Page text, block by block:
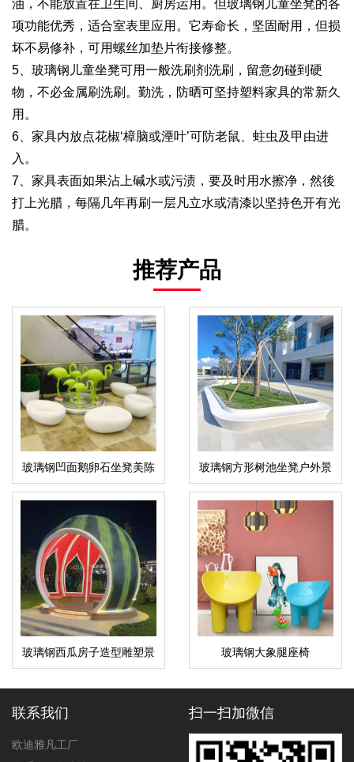
油，不能放置在卫生间、厨房运用。但玻璃钢儿童坐凳的各
项功能优秀，适合室表里应用。它寿命长，坚固耐用，但损
坏不易修补，可用螺丝加垫片衔接修整。
5、玻璃钢儿童坐凳可用一般洗刷剂洗刷，留意勿碰到硬
物，不必金属刷洗刷。勤洗，防晒可坚持塑料家具的常新久
用。
6、家具内放点花椒‘樟脑或湮叶’可防老鼠、蛀虫及甲由进
入。
7、家具表面如果沾上碱水或污渍，要及时用水擦净，然後
打上光腊，每隔几年再刷一层凡立水或清漆以坚持色开有光
腊。
推荐产品
玻璃钢凹面鹅卵石坐凳美陈
鹤雕塑组合
玻璃钢方形树池坐凳户外景
观花坛花池座椅
玻璃钢西瓜房子造型雕塑景
观水果摆件
玻璃钢大象腿座椅
联系我们
欧迪雅凡工厂
扫一扫加微信